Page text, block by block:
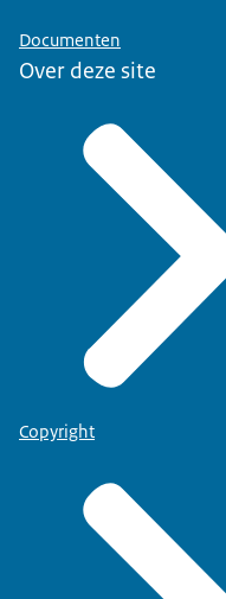
Documenten
Over deze site
Copyright